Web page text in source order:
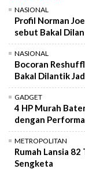
NASIONAL
Profil Norman
sebut Bakal
NASIONAL
Bocoran
Bakal Dilantik
GADGET
4 HP Murah
dengan
METROPOLITAN
Rumah Lansia
Sengketa